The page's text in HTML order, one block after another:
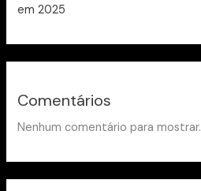
em 2025
Comentários
Nenhum comentário para mostrar.